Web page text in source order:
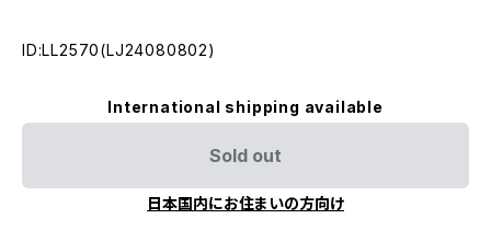
ID:LL2570(LJ24080802)
International shipping available
Sold out
日本国内にお住まいの方向け